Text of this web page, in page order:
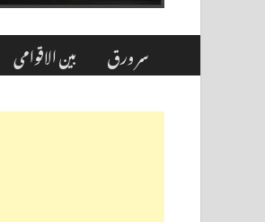
سر ورق بین الاقوامی